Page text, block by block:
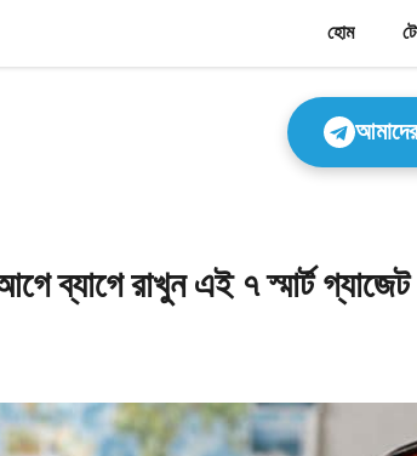
হোম
ব্যাগে রাখুন এই ৭ স্মার্ট গ্যাজেট